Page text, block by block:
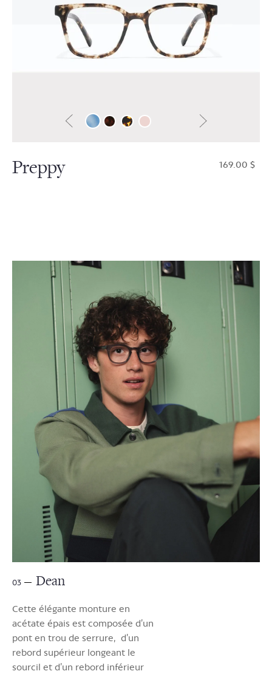
03 Dean
Cette élégante monture en
acétate épais est composée d’un
pont en trou de serrure, d’un
rebord supérieur longeant le
sourcil et d’un rebord inférieur
Preppy $169.00